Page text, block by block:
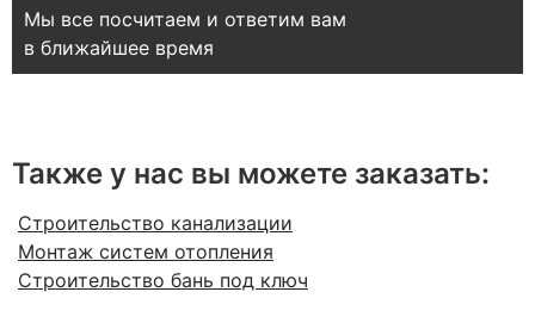
Мы все посчитаем и ответим вам
в ближайшее время
Также у нас вы можете заказать:
Строительство канализации
Монтаж систем отопления
Строительство бань под ключ